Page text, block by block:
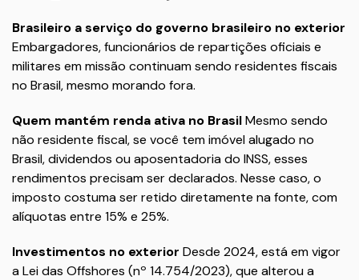
Brasileiro a serviço do governo brasileiro no exterior
Embargadores, funcionários de repartições oficiais e
militares em missão continuam sendo residentes fiscais
no Brasil, mesmo morando fora.
Quem mantém renda ativa no BrasilMesmo sendo
não residente fiscal, se você tem imóvel alugado no
Brasil, dividendos ou aposentadoria do INSS, esses
rendimentos precisam ser declarados. Nesse caso, o
imposto costuma ser retido diretamente na fonte, com
alíquotas entre 15% e 25%.
Investimentos no exterior Desde 2024, está em vigor
a Lei das Offshores (nº 14.754/2023), que alterou a